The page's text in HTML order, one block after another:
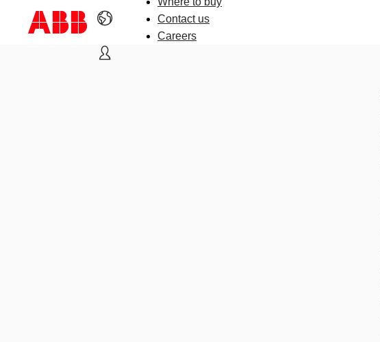
Contact us
Careers